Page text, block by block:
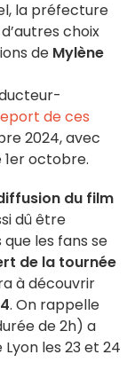
la préfecture
choix
de Mylène
de ces
2024, avec
1er octobre.
du film
dû être
les fans se
de la tournée
à découvrir
. On rappelle
de 2h) a
les 23 et 24